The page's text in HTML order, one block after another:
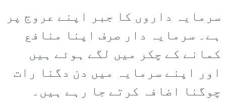
سرمایہ داروں کا جبر اپنے عروج پر
ہے۔ سرمایہ دار صرف اپنا منافع
کمانے کے چکر میں لگے ہوئے ہیں
اور اپنے سرمایہ میں دن دگنا رات
چوگنا اضافہ کرتے جا رہے ہیں۔